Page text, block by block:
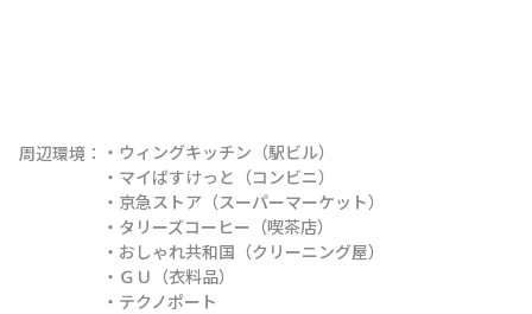
周辺環境： ・ウィングキッチン（駅ビル）
・マイばすけっと（コンビニ）
・京急ストア（スーパーマーケット）
・タリーズコーヒー（喫茶店）
・おしゃれ共和国（クリーニング屋）
・ＧＵ（衣料品）
・テクノポート